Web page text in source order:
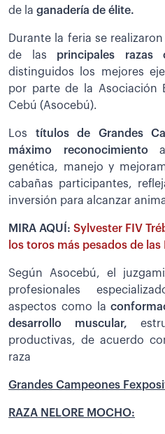
de la ganadería de élite.
Durante la feria se
de las principales razas
distinguidos los mejores
por parte de la Asociación
Cebú (Asocebú).
Los títulos de Grandes
máximo reconocimiento
genética, manejo y
cabañas participantes,
inversión para alcanzar
MIRA AQUÍ: Sylvester FIV
los toros más pesados de
Según Asocebú, el
profesionales
aspectos como la
desarrollo muscular,
productivas, de acuerdo
raza
Grandes Campeones
RAZA NELORE MOCHO: